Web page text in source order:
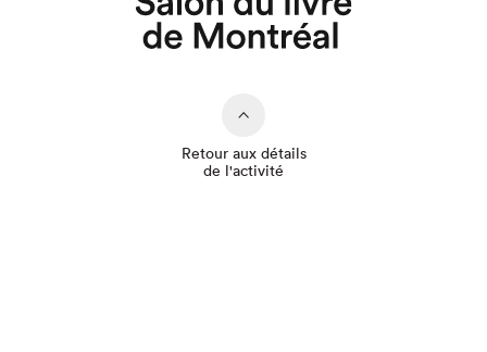
Retour aux détails
de l'activité